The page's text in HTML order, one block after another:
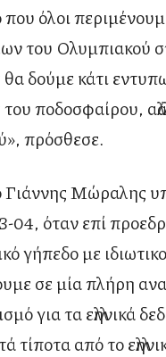
που όλοι
του Ολυμπιακού
δούμε κάτι
ποδοσφαίρου,
πρόσθεσε.
Γιάννης Μώραλης
04, όταν επί
γήπεδο με
σε μία πλήρη
για τα
τίποτα από το